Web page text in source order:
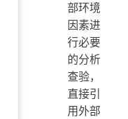
部环境
因素进
行必要
的分析
查验，
直接引
用外部